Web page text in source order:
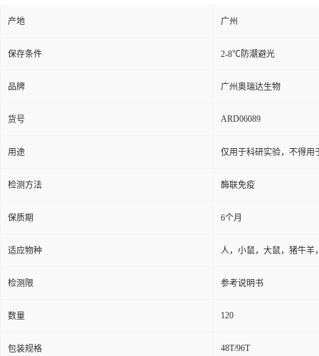
产地 广州
保存条件 2-8℃防潮避光
品牌 广州奥瑞达生物
货号 ARD06089
用途 仅用于科研实验，不得用
检测方法 酶联免疫
保质期 6个月
适应物种 人，小鼠，大鼠，猪牛羊
检测限 参考说明书
数量 120
包装规格 48T/96T